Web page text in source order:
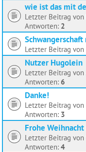
wie ist das mit
Letzter Beitrag von
Antworten: 2
Letzter Beitrag von
Nutzer Hugolein
Letzter Beitrag von
Antworten: 6
Danke!
Letzter Beitrag von
Antworten: 3
Frohe
Letzter Beitrag von
Antworten: 4